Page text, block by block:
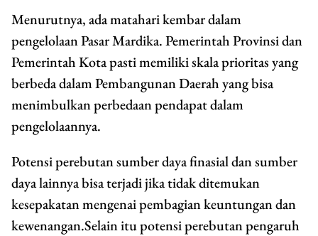
Menurutnya, ada matahari kembar dalam
pengelolaan Pasar Mardika. Pemerintah Provinsi dan
Pemerintah Kota pasti memiliki skala prioritas yang
berbeda dalam Pembangunan Daerah yang bisa
menimbulkan perbedaan pendapat dalam
pengelolaannya.
Potensi perebutan sumber daya finasial dan sumber
daya lainnya bisa terjadi jika tidak ditemukan
kesepakatan mengenai pembagian keuntungan dan
kewenangan.Selain itu potensi perebutan pengaruh